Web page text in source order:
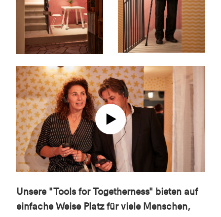
Unsere "Tools for Togetherness" bieten auf
einfache Weise Platz für viele Menschen,